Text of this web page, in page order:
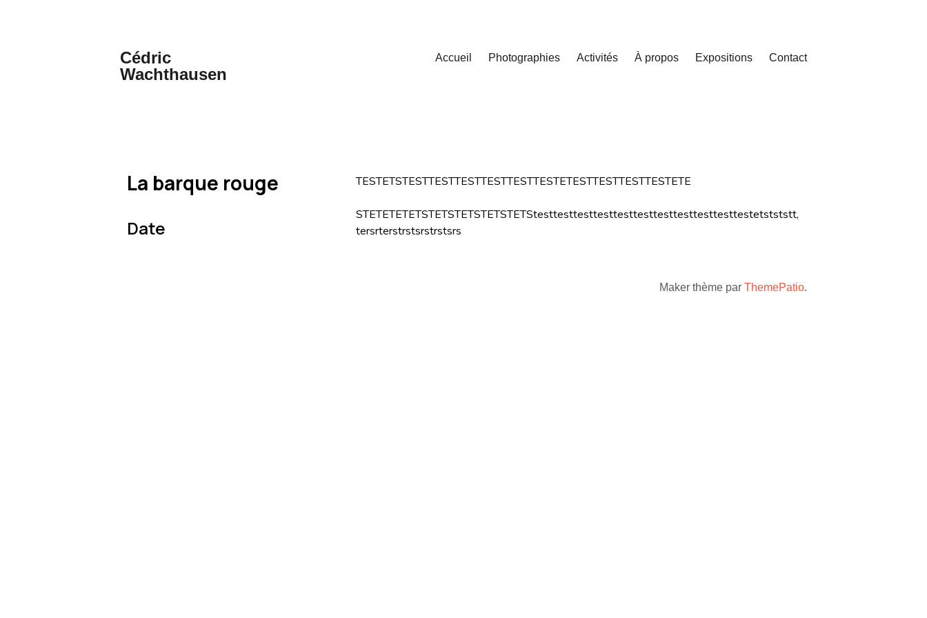
Cédric
Wachthausen
Accueil Photographies Activités À propos Expositions Contact
La barque rouge
Date
TESTETSTESTTESTTESTTESTTESTTESTETESTTESTTESTTESTETE
STETETETETSTETSTETSTETSTETStesttesttesttesttesttesttesttesttesttesttestetstststt,
tersrterstrstsrstrstsrs
Maker thème par ThemePatio.